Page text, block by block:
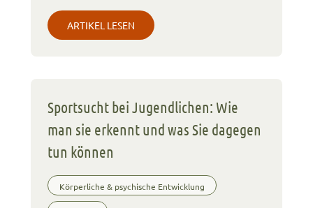
ARTIKEL LESEN
Sportsucht bei Jugendlichen: Wie
man sie erkennt und was Sie dagegen
tun können
Körperliche & psychische Entwicklung